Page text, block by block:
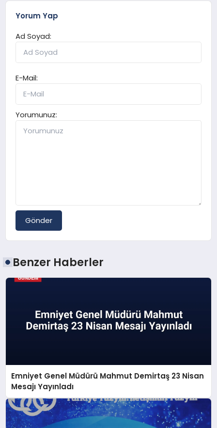
Yorum Yap
Ad Soyad:
E-Mail:
Yorumunuz:
Gönder
Benzer Haberler
Emniyet Genel Müdürü Mahmut Demirtaş 23 Nisan
Mesajı Yayınladı